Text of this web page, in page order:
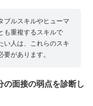
ブルスキルやヒューマ
も重複するスキルで
い人は、これらのスキ
があります。
の面接の弱点を診断し